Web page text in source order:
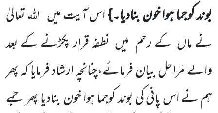
بوند کوجما ہوا خون بنادیا۔}اس آیت میں اللہتعالیٰ
نے ماں کے رحم میں نطفہ قرار پکڑنے کے بعد
والے مَراحل بیان فرمائے،چنانچہ ارشاد فرمایا کہ پھر
ہم نے اس پانی کی بوند کوجما ہوا خون بنادیا پھر جمے